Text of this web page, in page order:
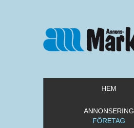
HEM
ANNONSERING
FÖRETAG